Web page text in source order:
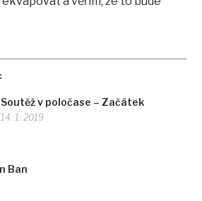
Soutěž v poločase – Začátek
14. 1. 2019
Ban